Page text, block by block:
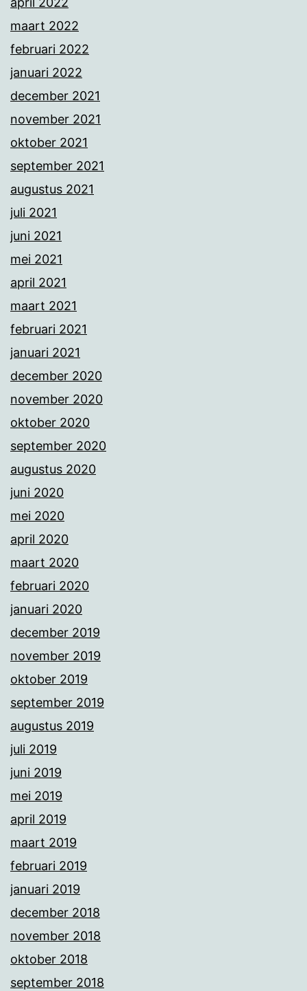
maart 2022
februari 2022
januari 2022
december 2021
november 2021
oktober 2021
september 2021
augustus 2021
juli 2021
juni 2021
mei 2021
april 2021
maart 2021
februari 2021
januari 2021
december 2020
november 2020
oktober 2020
september 2020
augustus 2020
juni 2020
mei 2020
april 2020
maart 2020
februari 2020
januari 2020
december 2019
november 2019
oktober 2019
september 2019
augustus 2019
juli 2019
juni 2019
mei 2019
april 2019
maart 2019
februari 2019
januari 2019
december 2018
november 2018
oktober 2018
september 2018